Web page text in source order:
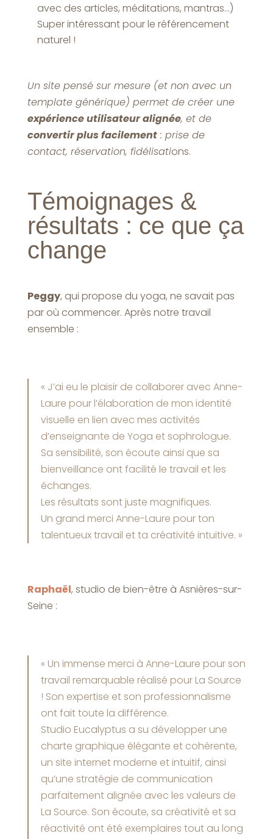
avec des articles, méditations, mantras…)
Super intéressant pour le référencement
naturel !
Un site pensé sur mesure (et non avec un
template générique) permet de créer une
expérience utilisateur alignée, et de
convertir plus facilement: prise de
contact, réservation, fidélisations.
Témoignages &
résultats : ce que ça
change
Peggy, qui propose du yoga, ne savait pas
par où commencer. Après notre travail
ensemble :
« J’ai eu le plaisir de collaborer avec Anne-
Laure pour l’élaboration de mon identité
visuelle en lien avec mes activités
d’enseignante de Yoga et sophrologue.
Sa sensibilité, son écoute ainsi que sa
bienveillance ont facilité le travail et les
échanges.
Les résultats sont juste magnifiques.
Un grand merci Anne-Laure pour ton
talentueux travail et ta créativité intuitive. »
Raphaël, studio de bien-être à Asnières-sur-
Seine :
« Un immense merci à Anne-Laure pour son
travail remarquable réalisé pour La Source
! Son expertise et son professionnalisme
ont fait toute la différence.
Studio Eucalyptus a su développer une
charte graphique élégante et cohérente,
un site internet moderne et intuitif, ainsi
qu’une stratégie de communication
parfaitement alignée avec les valeurs de
La Source. Son écoute, sa créativité et sa
réactivité ont été exemplaires tout au long